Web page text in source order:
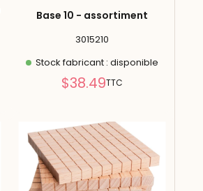
Base 10 - assortiment
3015210
Stock fabricant : disponible
Prix
$38.49TTC